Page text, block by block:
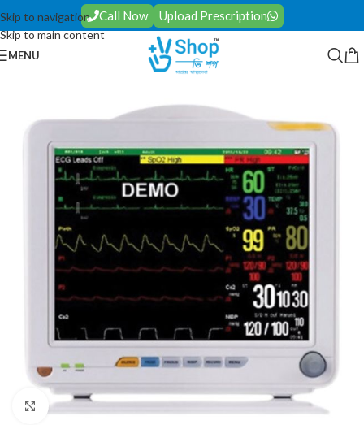
Skip to navigation
Skip to main content
Call Now Upload Prescription
MENU
Click to enlarge